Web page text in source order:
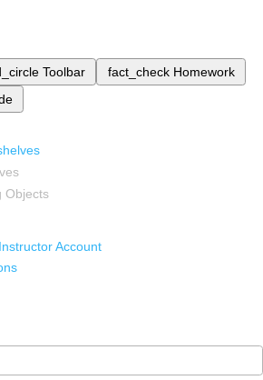
Toolbar fact_check Homework
Objects
Account